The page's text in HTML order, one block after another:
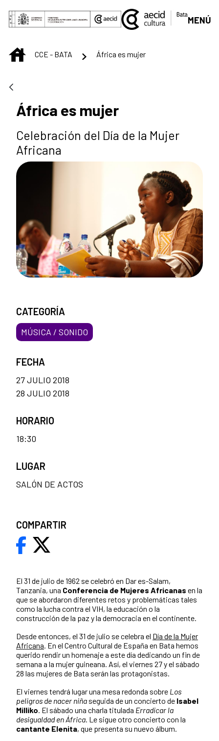
Saltar al contenido principal
MENÚ
INICIOCCE - BATA África es mujer
África es mujer
Celebración del Día de la Mujer
Africana
El 31 de julio de 1962 se celebró en Dar es-Salam,
Tanzania, una Conferencia de Mujeres Africanas en la
que se abordaron diferentes retos y problemáticas tales
como la lucha contra el VIH, la educación o la
construcción de la paz y la democracia en el continente.
Desde entonces, el 31 de julio se celebra el Día de la Mujer
Africana . En el Centro Cultural de España en Bata hemos
querido rendir un homenaje a este día dedicando un fin de
semana a la mujer guineana. Así, el viernes 27 y el sábado
28 las mujeres de Bata serán las protagonistas.
El viernes tendrá lugar una mesa redonda sobre Los
peligros de nacer niña seguida de un concierto de Isabel
Milliko . El sábado una charla titulada Erradicar la
desigualdad en África . Le sigue otro concierto con la
cantante Elenita, que presenta su nuevo álbum.
CATEGORÍA
MÚSICA / SONIDO
FECHA
27 JULIO 2018
28 JULIO 2018
HORARIO
18:30
LUGAR
SALÓN DE ACTOS
COMPARTIR